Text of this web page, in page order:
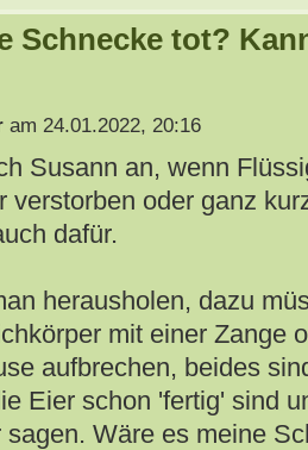
Schnecke tot?
am 24.01.2022, 20:16
Susann an, wenn
verstorben oder ganz
dafür.
herausholen, dazu
mit einer Zange
aufbrechen, beides
Eier schon 'fertig' sind
sagen. Wäre es meine